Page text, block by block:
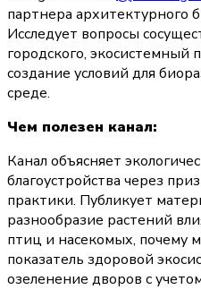
партнера архитектурного
Исследует вопросы
городского, экосистемный
создание условий для
среде.
Чем полезен канал:
Канал объясняет
благоустройства через
практики. Публикует
разнообразие растений
птиц и насекомых, почему
показатель здоровой
озеленение дворов с